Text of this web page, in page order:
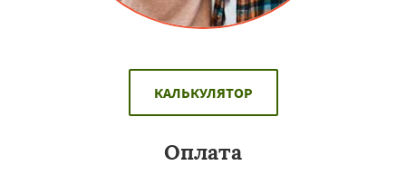
КАЛЬКУЛЯТОР
Оплата